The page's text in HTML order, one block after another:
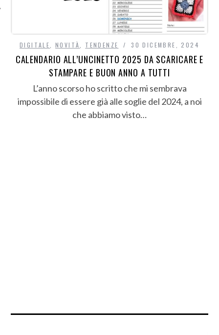
DIGITALE NOVITÀ TENDENZE 30 DICEMBRE, 2024
CALENDARIO ALL’UNCINETTO 2025 DA SCARICARE E
STAMPARE E BUON ANNO A TUTTI
L’anno scorso ho scritto che mi sembrava
impossibile di essere già alle soglie del 2024, a noi
che abbiamo visto…